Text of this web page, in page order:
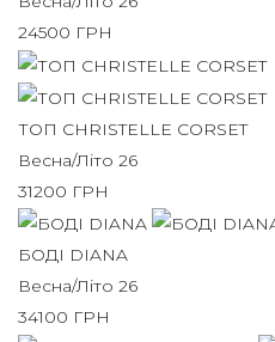
24500 ГРН
ТОП CHRISTELLE CORSET
Весна/Літо 26
31200 ГРН
БОДІ DIANA
Весна/Літо 26
34100 ГРН